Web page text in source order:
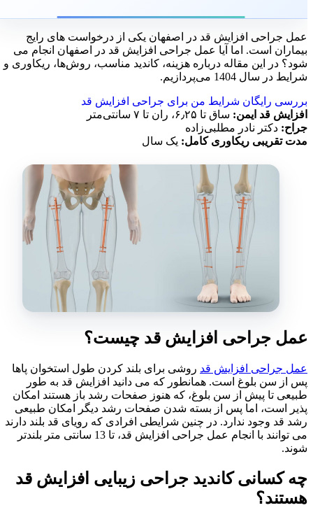
عمل جراحی افزایش قد در اصفهان یکی از درخواست های رایج
بیماران است. اما آیا عمل جراحی افزایش قد در اصفهان انجام می
شود؟ در این مقاله درباره هزینه، کاندید مناسب، روش‌ها، ریکاوری و
شرایط در سال 1404 می‌پردازیم.
بررسی رایگان شرایط من برای جراحی افزایش قد
افزایش قد ایمن:ساق تا ۶٫۲۵، ران تا ۷ سانتی‌متر
جراح:دکتر نادر مطلبی‌زاده
مدت تقریبی ریکاوری کامل:یک سال
عمل جراحی افزایش قد چیست؟
عمل جراحی افزایش قدروشی برای بلند کردن طول استخوان پاها
پس از سن بلوغ است. همانطور که می دانید افزایش قد به طور
طبیعی تا پیش از سن بلوغ، که هنوز صفحات رشد باز هستند امکان
پذیر است، اما پس از بسته شدن صفحات رشد دیگر امکان طبیعی
رشد قد وجود ندارد. در چنین شرایطی افرادی که رویای قد بلند دارند
می توانند با انجام عمل جراحی افزایش قد، تا 13 سانتی متر بلندتر
شوند.
چه کسانی کاندید جراحی زیبایی افزایش قد
هستند؟